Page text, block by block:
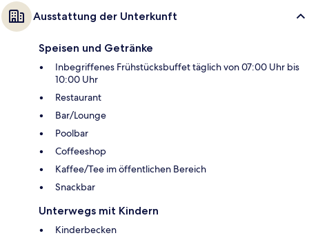
Ausstattung der Unterkunft
Speisen und Getränke
Inbegriffenes Frühstücksbuffet täglich von 07:00 Uhr bis
10:00 Uhr
Restaurant
Bar/Lounge
Poolbar
Coffeeshop
Kaffee/Tee im öffentlichen Bereich
Snackbar
Unterwegs mit Kindern
Kinderbecken